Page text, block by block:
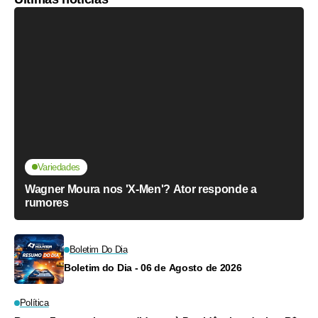
Variedades
Wagner Moura nos 'X-Men'? Ator responde a
rumores
Boletim Do Dia
Boletim do Dia - 06 de Agosto de 2026
Política